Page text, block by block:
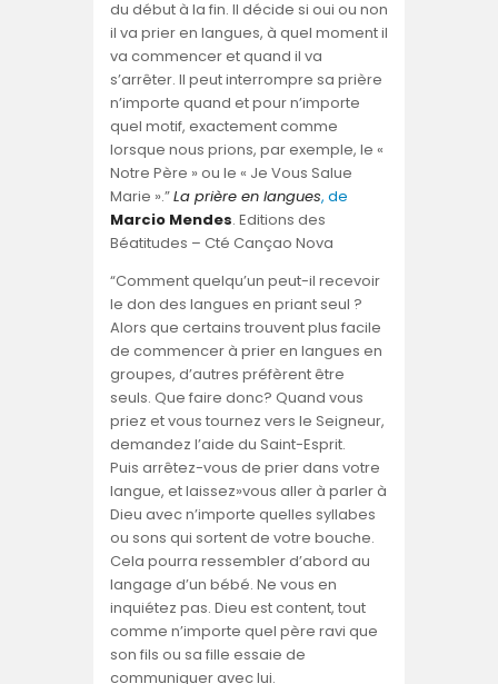
du début à la fin. Il décide si oui ou non
il va prier en langues, à quel moment il
va commencer et quand il va
s’arrêter. II peut interrompre sa prière
n’importe quand et pour n’importe
quel motif, exactement comme
lorsque nous prions, par exemple, le «
Notre Père » ou le « Je Vous Salue
Marie ».”La prière en langues, de
Marcio Mendes. Editions des
Béatitudes – Cté Cançao Nova
“Comment quelqu’un peut-il recevoir
le don des langues en priant seul ?
Alors que certains trouvent plus facile
de commencer à prier en langues en
groupes, d’autres préfèrent être
seuls. Que faire donc? Quand vous
priez et vous tournez vers le Seigneur,
demandez l’aide du Saint-Esprit.
Puis arrêtez-vous de prier dans votre
langue, et laissez»vous aller à parler à
Dieu avec n’importe quelles syllabes
ou sons qui sortent de votre bouche.
Cela pourra ressembler d’abord au
langage d’un bébé. Ne vous en
inquiétez pas. Dieu est content, tout
comme n’importe quel père ravi que
son fils ou sa fille essaie de
communiquer avec lui.